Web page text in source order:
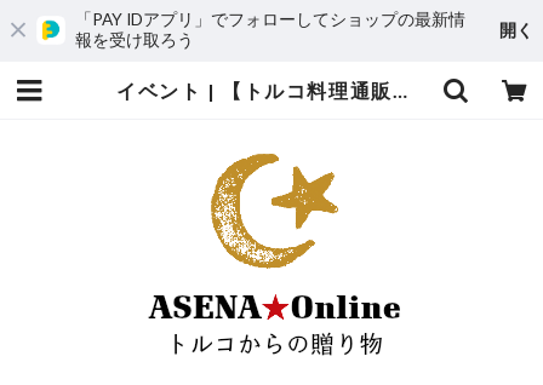
「PAY IDアプリ」でフォローしてショップの最新情
報を受け取ろう
開く
イベント | 【トルコ料理通販＆食材お取り寄せ】アセナ★オンライン